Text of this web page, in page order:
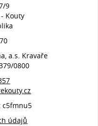
9
Kouty
a.s. Kravaře
0800
c5fmnu5
údajů